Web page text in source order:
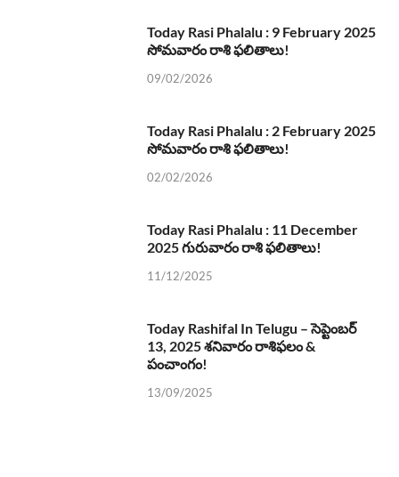
Today Rasi Phalalu : 9 February 2025
సోమవారం రాశి ఫలితాలు!
09/02/2026
Today Rasi Phalalu : 2 February 2025
సోమవారం రాశి ఫలితాలు!
02/02/2026
Today Rasi Phalalu : 11 December
2025 గురువారం రాశి ఫలితాలు!
11/12/2025
Today Rashifal In Telugu – సెప్టెంబర్
13, 2025 శనివారం రాశిఫలం &
పంచాంగం!
13/09/2025